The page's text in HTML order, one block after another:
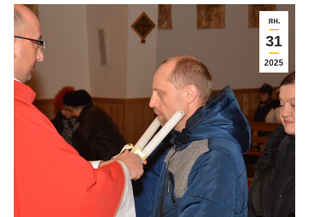
ян.
31
2025